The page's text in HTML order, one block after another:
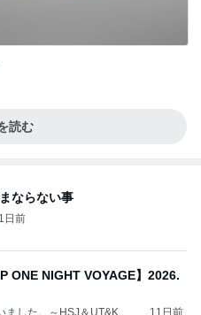
読む
ならない事
1日前
ONE NIGHT VOYAGE】2026.
した。～HSJ＆UT&K.O. 11日前